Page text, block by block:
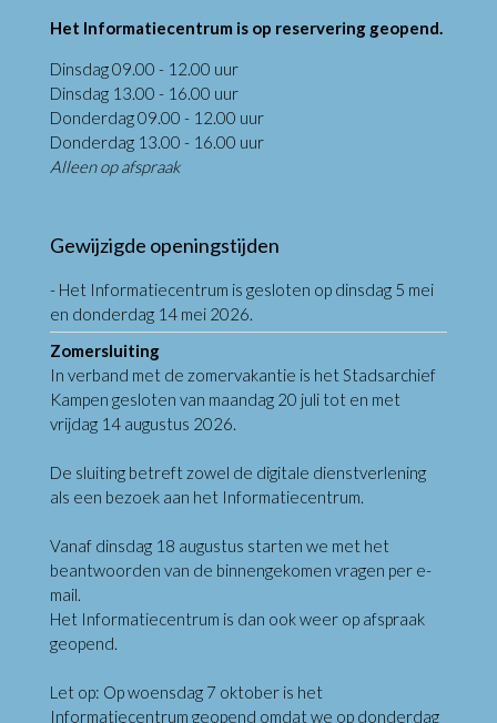
Het Informatiecentrum is op reservering geopend.
Dinsdag 09.00 - 12.00 uur
Dinsdag 13.00 - 16.00 uur
Donderdag 09.00 - 12.00 uur
Donderdag 13.00 - 16.00 uur
Alleen op afspraak
Gewijzigde openingstijden
- Het Informatiecentrum is gesloten op dinsdag 5 mei
en donderdag 14 mei 2026.
Zomersluiting
In verband met de zomervakantie is het Stadsarchief
Kampen gesloten van maandag 20 juli tot en met
vrijdag 14 augustus 2026.
De sluiting betreft zowel de digitale dienstverlening
als een bezoek aan het Informatiecentrum.
Vanaf dinsdag 18 augustus starten we met het
beantwoorden van de binnengekomen vragen per e-
mail.
Het Informatiecentrum is dan ook weer op afspraak
geopend.
Let op: Op woensdag 7 oktober is het
Informatiecentrum geopend omdat we op donderdag